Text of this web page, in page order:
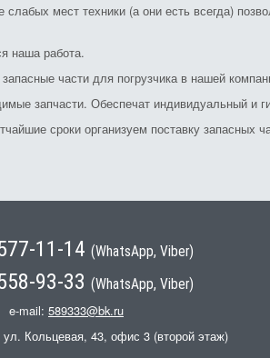
мест техники (а они есть всегда)
наша работа.
части для погрузчика в нашей
запчасти. Обеспечат индивидуальный и
сроки организуем поставку запасных
11-14 (WhatsApp, Viber)
93-33 (WhatsApp, Viber)
e-mail: 589333@bk.ru
Кольцевая, 43, офис 3 (второй этаж)